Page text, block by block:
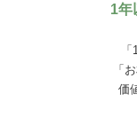
1年
「
価